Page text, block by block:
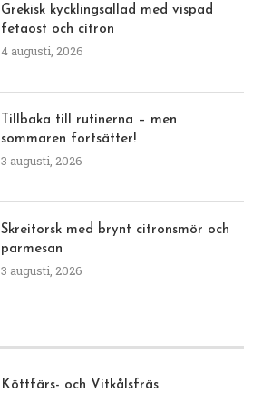
Grekisk kycklingsallad med vispad
fetaost och citron
4 augusti, 2026
Tillbaka till rutinerna – men
sommaren fortsätter!
3 augusti, 2026
Skreitorsk med brynt citronsmör och
parmesan
3 augusti, 2026
Köttfärs- och Vitkålsfräs